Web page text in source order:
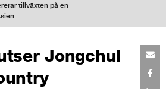
tillväxten på en
Jongchul